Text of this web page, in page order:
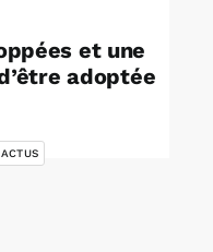
et une
adoptée